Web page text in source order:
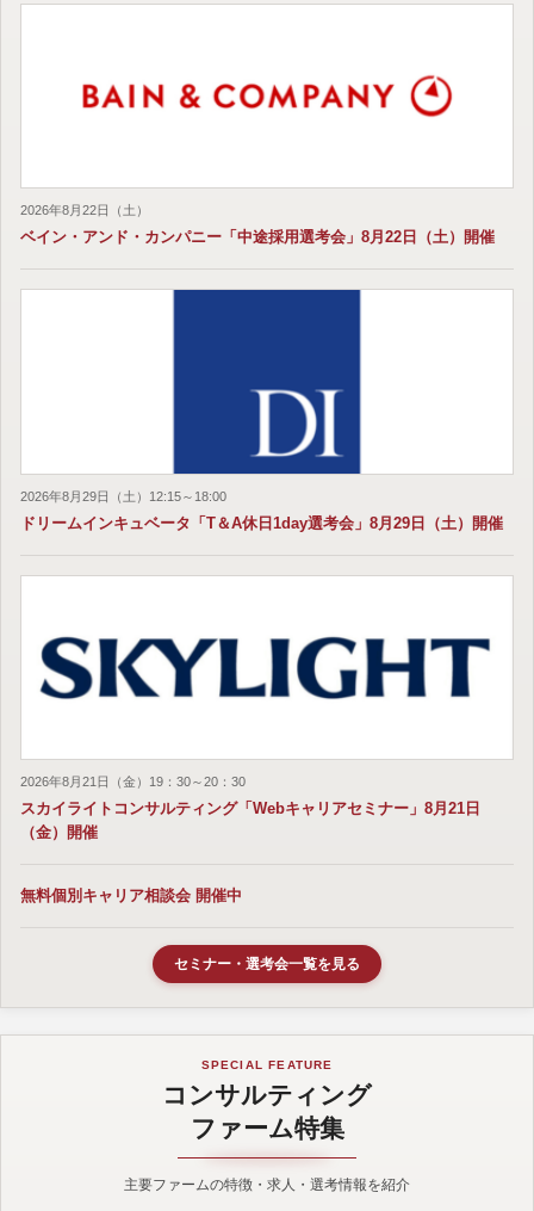
2026年8月22日（土）
ベイン・アンド・カンパニー「中途採用選考会」8月22日（土）開催
2026年8月29日（土）12:15～18:00
ドリームインキュベータ「T＆A休日1day選考会」8月29日（土）開催
2026年8月21日（金）19：30～20：30
スカイライトコンサルティング「Webキャリアセミナー」8月21日
（金）開催
無料個別キャリア相談会 開催中
セミナー・選考会一覧を見る
SPECIAL FEATURE
コンサルティング
ファーム特集
主要ファームの特徴・求人・選考情報を紹介